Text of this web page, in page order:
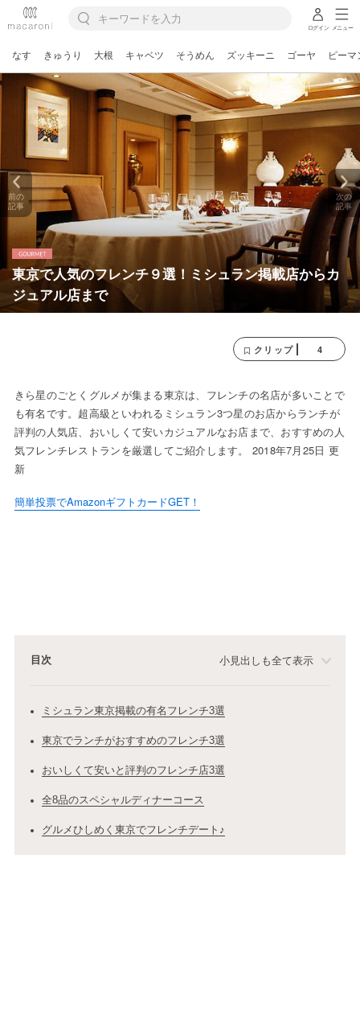
ログイン メニュー
なす きゅうり 大根 キャベツ そうめん ズッキーニ ゴーヤ ピーマ
東京で人気のフレンチ９選！ミシュラン掲載店からカ
ジュアル店まで
前の
記事
次の
記事
クリップ 4
きら星のごとくグルメが集まる東京は、フレンチの名店が多いことで
も有名です。超高級といわれるミシュラン3つ星のお店からランチが
評判の人気店、おいしくて安いカジュアルなお店まで、おすすめの人
気フレンチレストランを厳選してご紹介します。 2018年7月25日 更
新
簡単投票でAmazonギフトカードGET！
目次 小見出しも全て表示
ミシュラン東京掲載の有名フレンチ3選
東京でランチがおすすめのフレンチ3選
おいしくて安いと評判のフレンチ店3選
全8品のスペシャルディナーコース
グルメひしめく東京でフレンチデート♪